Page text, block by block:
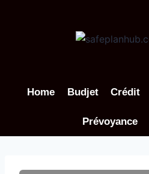
Home Budjet Crédit
Prévoyance